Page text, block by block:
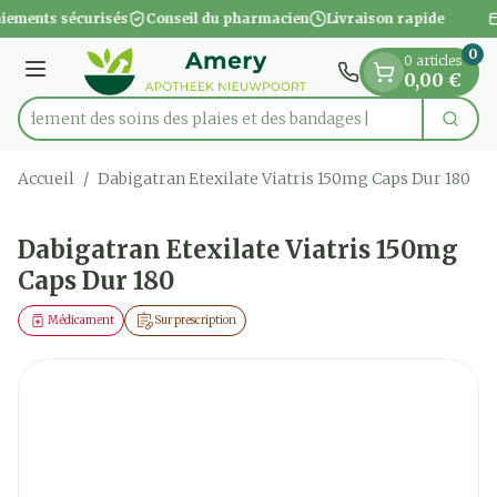
Aller au contenu
1 de 1
sécurisés Conseil du pharmacien Livraison rapide
Menu
Rechercherdes soins des plaies et des bandages
0 articles
0,00 €
0
Accueil / Dabigatran Etexilate Viatris 150mg Caps Dur 180
Dabigatran Etexilate Viatris 150mg
Caps Dur 180
Sur prescription
Médicament